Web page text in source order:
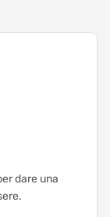
dare una